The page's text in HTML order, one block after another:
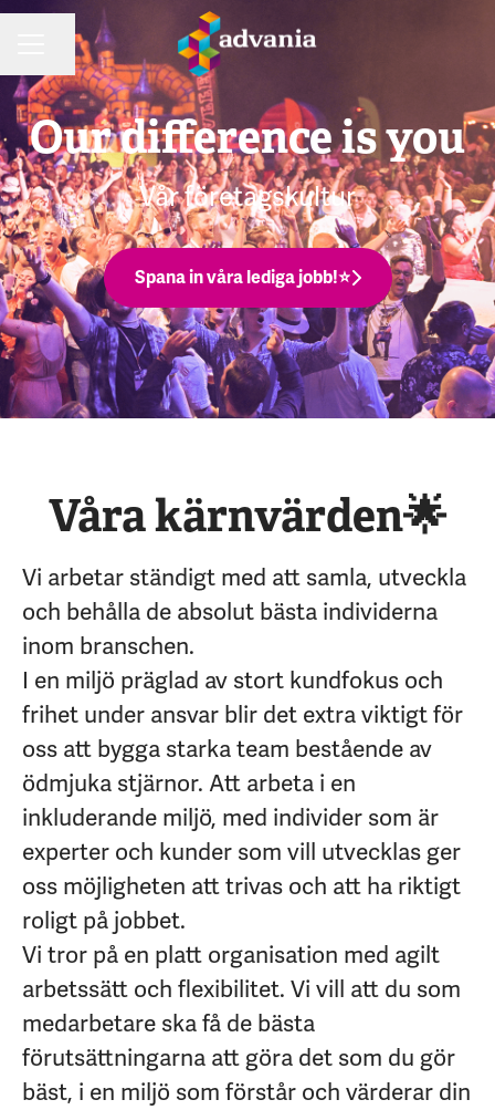
KARRIÄRMENY
Dela sidan
Our difference is you
Vår företagskultur
Spana in våra lediga jobb!⭐
Våra kärnvärden🌟
Vi arbetar ständigt med att samla, utveckla
och behålla de absolut bästa individerna
inom branschen.
I en miljö präglad av stort kundfokus och
frihet under ansvar blir det extra viktigt för
oss att bygga starka team bestående av
ödmjuka stjärnor. Att arbeta i en
inkluderande miljö, med individer som är
experter och kunder som vill utvecklas ger
oss möjligheten att trivas och att ha riktigt
roligt på jobbet.
Vi tror på en platt organisation med agilt
arbetssätt och flexibilitet. Vi vill att du som
medarbetare ska få de bästa
förutsättningarna att göra det som du gör
bäst, i en miljö som förstår och värderar din